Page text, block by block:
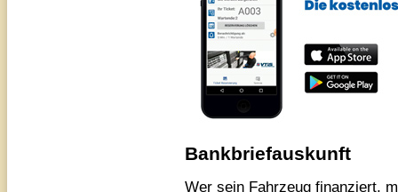
Bankbriefauskunft
Wer sein Fahrzeug finanziert,